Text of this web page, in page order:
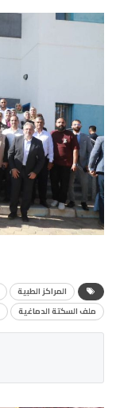
المراكز الطبية
ملف السكتة الدماغية